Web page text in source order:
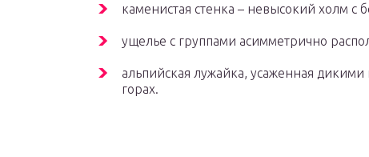
каменистая стенка – невысокий холм
ущелье с группами асимметрично
альпийская лужайка, усаженная
горах.